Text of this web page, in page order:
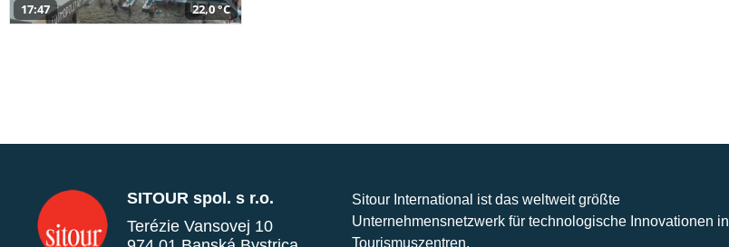
17:47 22,0 °C
SITOUR spol. s r.o.
Terézie Vansovej 10
Sitour International ist das weltweit größte
Unternehmensnetzwerk für technologische Innovationen in
Tourismuszentren.